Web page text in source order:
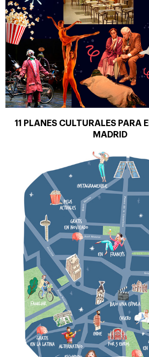
11 PLANES CULTURALES PARA
MADRID